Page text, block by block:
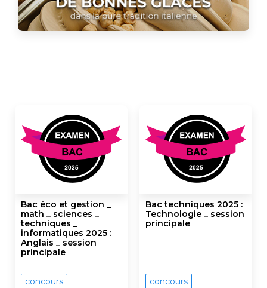
Bac éco et gestion _
math _ sciences _
techniques _
informatiques 2025 :
Anglais _ session
principale
concours
Bac techniques 2025 :
Technologie _ session
principale
concours